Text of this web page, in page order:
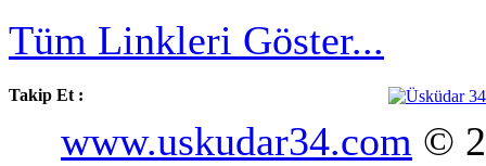
Tüm Linkleri Göster...
Takip Et :
www.uskudar34.com ©